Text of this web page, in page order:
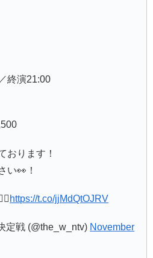
終演21:00
おります！
い👀！
https://t.co/jjMdQtOJRV
定戦 (@the_w_ntv) November